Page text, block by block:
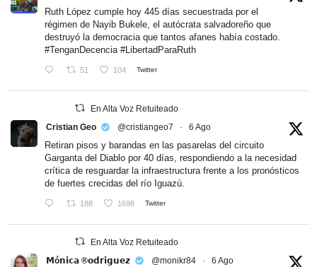
Ruth López cumple hoy 445 días secuestrada por el
régimen de Nayib Bukele, el autócrata salvadoreño que
destruyó la democracia que tantos afanes había costado.
#TenganDecencia #LibertadParaRuth
51 104 Twitter
En Alta Voz Retuiteado
Cristian Geo
@cristiangeo7 · 6 Ago
Retiran pisos y barandas en las pasarelas del circuito
Garganta del Diablo por 40 días, respondiendo a la necesidad
crítica de resguardar la infraestructura frente a los pronósticos
de fuertes crecidas del río Iguazú.
188 1698 Twitter
En Alta Voz Retuiteado
𝗠ó𝗻𝗶𝗰𝗮 ®𝗼𝗱𝗿𝗶𝗴𝘂𝗲𝘇
@monikr84 · 6 Ago